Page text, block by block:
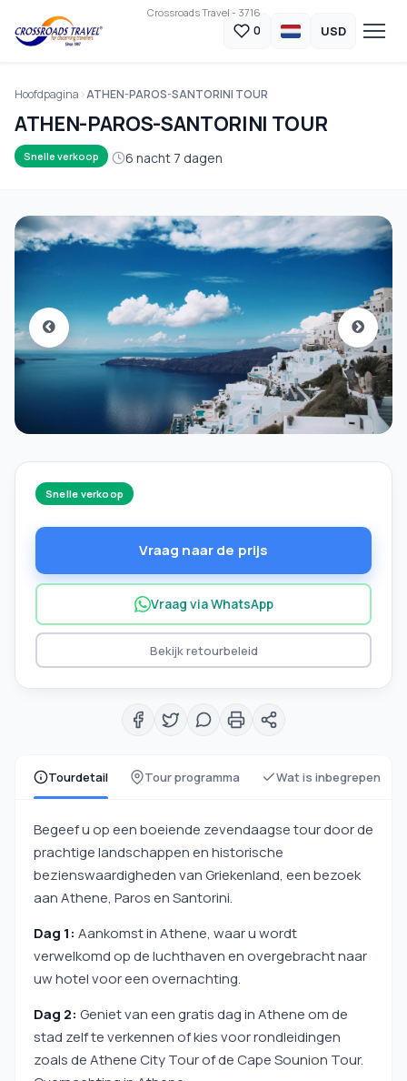
Crossroads Travel - 3716
0 USD
Hoofdpagina ATHEN-PAROS-SANTORINI TOUR
ATHEN-PAROS-SANTORINI TOUR
Snelle verkoop 6 nacht 7 dagen
Tourdetail Tour programma Wat is inbegrepen
Begeef u op een boeiende zevendaagse tour door de
prachtige landschappen en historische
bezienswaardigheden van Griekenland, een bezoek
aan Athene, Paros en Santorini.
Dag 1: Aankomst in Athene, waar u wordt
verwelkomd op de luchthaven en overgebracht naar
uw hotel voor een overnachting.
Dag 2: Geniet van een gratis dag in Athene om de
stad zelf te verkennen of kies voor rondleidingen
zoals de Athene City Tour of de Cape Sounion Tour.
Snelle verkoop
Vraag naar de prijs
Vraag via WhatsApp
Bekijk retourbeleid